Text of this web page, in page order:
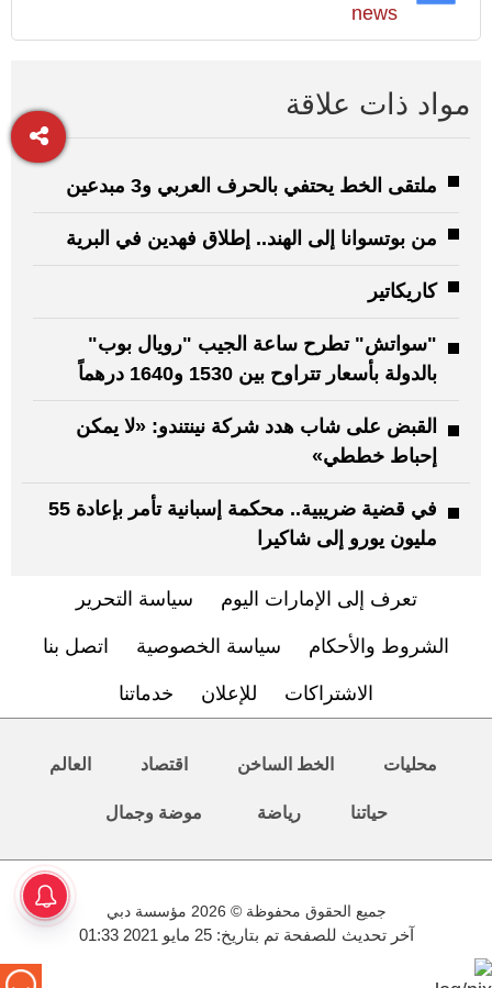
news
مواد ذات علاقة
ملتقى الخط يحتفي بالحرف العربي و3 مبدعين
من بوتسوانا إلى الهند.. إطلاق فهدين في البرية
كاريكاتير
"سواتش" تطرح ساعة الجيب "رويال بوب"
بالدولة بأسعار تتراوح بين 1530 و1640 درهماً
القبض على شاب هدد شركة نينتندو: «لا يمكن
إحباط خططي»
في قضية ضريبية.. محكمة إسبانية تأمر بإعادة 55
مليون يورو إلى شاكيرا
تعرف إلى الإمارات اليوم سياسة التحرير
الشروط والأحكام سياسة الخصوصية اتصل بنا
الاشتراكات للإعلان خدماتنا
محليات الخط الساخن اقتصاد العالم
حياتنا رياضة موضة وجمال
جميع الحقوق محفوظة © 2026 مؤسسة دبي
آخر تحديث للصفحة تم بتاريخ: 25 مايو 2021 01:33